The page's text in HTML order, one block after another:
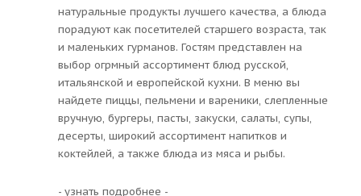
натуральные продукты лучшего качества, а блюда
порадуют как посетителей старшего возраста, так
и маленьких гурманов. Гостям представлен на
выбор огрмный ассортимент блюд русской,
итальянской и европейской кухни. В меню вы
найдете пиццы, пельмени и вареники, слепленные
вручную, бургеры, пасты, закуски, салаты, супы,
десерты, широкий ассортимент напитков и
коктейлей, а также блюда из мяса и рыбы.
- узнать подробнее -